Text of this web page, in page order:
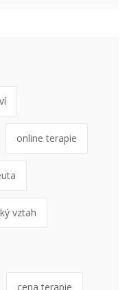
online terapie
vztah
cena terapie